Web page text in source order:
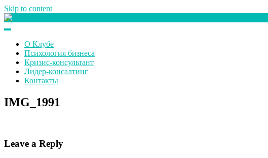
Skip to content
О Клубе
Психология бизнеса
Кризис-консультант
Лидер-консалтинг
Контакты
IMG_1991
Leave a Reply